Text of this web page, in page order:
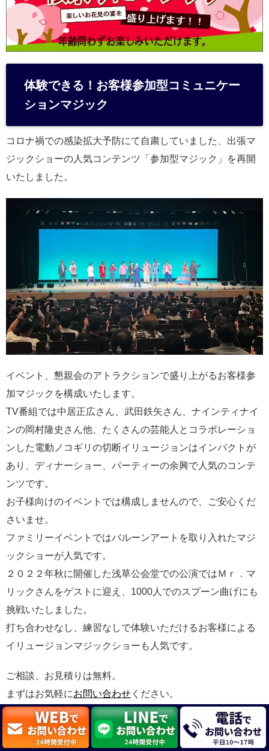
体験できる！お客様参加型コミュニケー
ションマジック
コロナ禍での感染拡大予防にて自粛していました、出張マ
ジックショーの人気コンテンツ「参加型マジック」を再開
いたしました。
イベント、懇親会のアトラクションで盛り上がるお客様参
加マジックを構成いたします。
TV番組では中居正広さん、武田鉄矢さん、ナインティナイ
ンの岡村隆史さん他、たくさんの芸能人とコラボレーショ
ンした電動ノコギリの切断イリュージョンはインパクトが
あり、ディナーショー、パーティーの余興で人気のコンテ
ンツです。
お子様向けのイベントでは構成しませんので、ご安心くだ
さいませ。
ファミリーイベントではバルーンアートを取り入れたマジ
ックショーが人気です。
２０２２年秋に開催した浅草公会堂での公演ではＭｒ．マ
リックさんをゲストに迎え、1000人でのスプーン曲げにも
挑戦いたしました。
打ち合わせなし、練習なしで体験いただけるお客様による
イリュージョンマジックショーも人気です。
ご相談、お見積りは無料。
まずはお気軽にお問い合わせ ください。